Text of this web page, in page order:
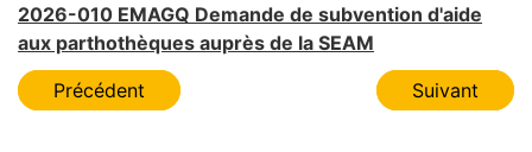
2026-010 EMAGQ Demande de subvention d'aide
aux parthothèques auprès de la SEAM
Navigation
Précédent Suivant